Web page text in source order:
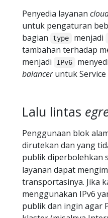
Penyedia layanan
untuk pengaturan
bagian
type menjadi
tambahan terhadap
menjadi IPv6
balanceruntuk Service
Lalu lintas
Penggunaan blok
dirutekan dan yang
publik diperbolehkan
layanan dapat
transportasinya. Jika
menggunakan IPv6
publik dan ingin agar